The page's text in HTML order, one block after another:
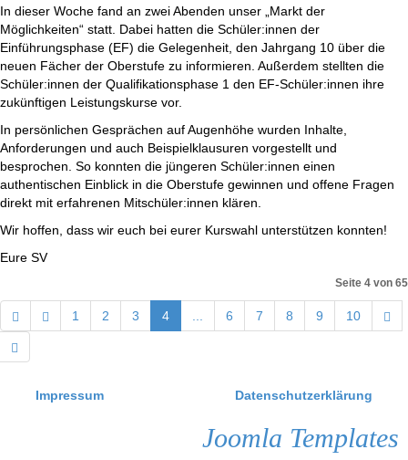
In dieser Woche fand an zwei Abenden unser „Markt der
Möglichkeiten“ statt. Dabei hatten die Schüler:innen der
Einführungsphase (EF) die Gelegenheit, den Jahrgang 10 über die
neuen Fächer der Oberstufe zu informieren. Außerdem stellten die
Schüler:innen der Qualifikationsphase 1 den EF-Schüler:innen ihre
zukünftigen Leistungskurse vor.
In persönlichen Gesprächen auf Augenhöhe wurden Inhalte,
Anforderungen und auch Beispielklausuren vorgestellt und
besprochen. So konnten die jüngeren Schüler:innen einen
authentischen Einblick in die Oberstufe gewinnen und offene Fragen
direkt mit erfahrenen Mitschüler:innen klären.
Wir hoffen, dass wir euch bei eurer Kurswahl unterstützen konnten!
Eure SV
Seite 4 von 65
1 2 3 4 6 7 8 9 10
Impressum Datenschutzerklärung
Joomla Templates